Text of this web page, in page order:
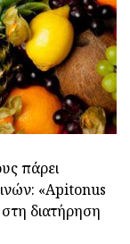
πάρει
«Apitonus
διατήρηση